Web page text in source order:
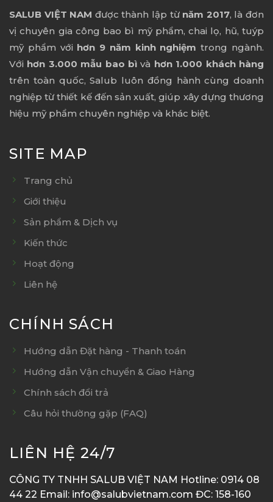
SALUB VIỆT NAM được thành lập từ năm 2017, là đơn
vị chuyên gia công bao bì mỹ phẩm, chai lọ, hũ, tuýp
mỹ phẩm với hơn 9 năm kinh nghiệm trong ngành.
Với hơn 3.000 mẫu bao bì và hơn 1.000 khách hàng
trên toàn quốc, Salub luôn đồng hành cùng doanh
nghiệp từ thiết kế đến sản xuất, giúp xây dựng thương
hiệu mỹ phẩm chuyên nghiệp và khác biệt.
SITE MAP
Trang chủ
Giới thiệu
Sản phẩm & Dịch vụ
Kiến thức
Hoạt động
Liên hệ
CHÍNH SÁCH
Hướng dẫn Đặt hàng - Thanh toán
Hướng dẫn Vận chuyển & Giao Hàng
Chính sách đổi trả
Câu hỏi thường gặp (FAQ)
LIÊN HỆ 24/7
CÔNG TY TNHH SALUB VIỆT NAM Hotline: 0914 08
44 22 Email: info@salubvietnam.com ĐC: 158-160